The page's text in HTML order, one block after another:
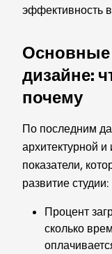
эффективность
Основные
дизайне:
почему
По последним
архитектурной
показатели,
развитие студии:
Процент
сколько